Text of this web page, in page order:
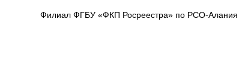
Филиал ФГБУ «ФКП Росреестра» по РСО-Алания